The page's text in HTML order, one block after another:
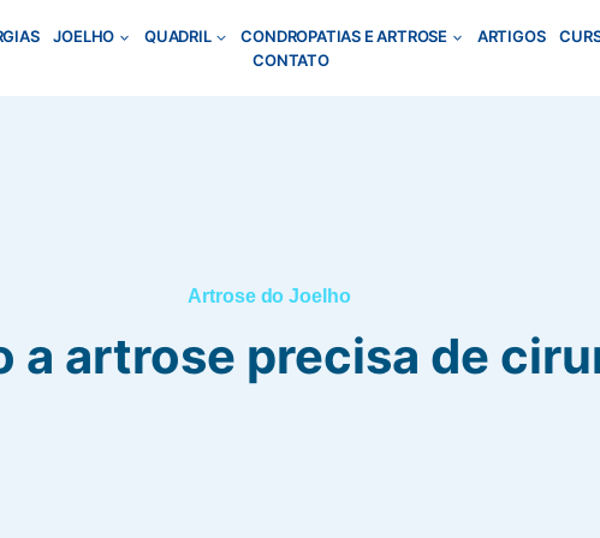
JOELHO QUADRIL CONDROPATIAS E ARTROSE ARTIGOS
CONTATO
Artrose do Joelho
a artrose precisa de